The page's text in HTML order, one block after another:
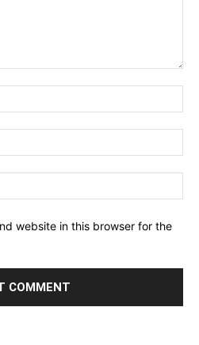
website in this browser for the